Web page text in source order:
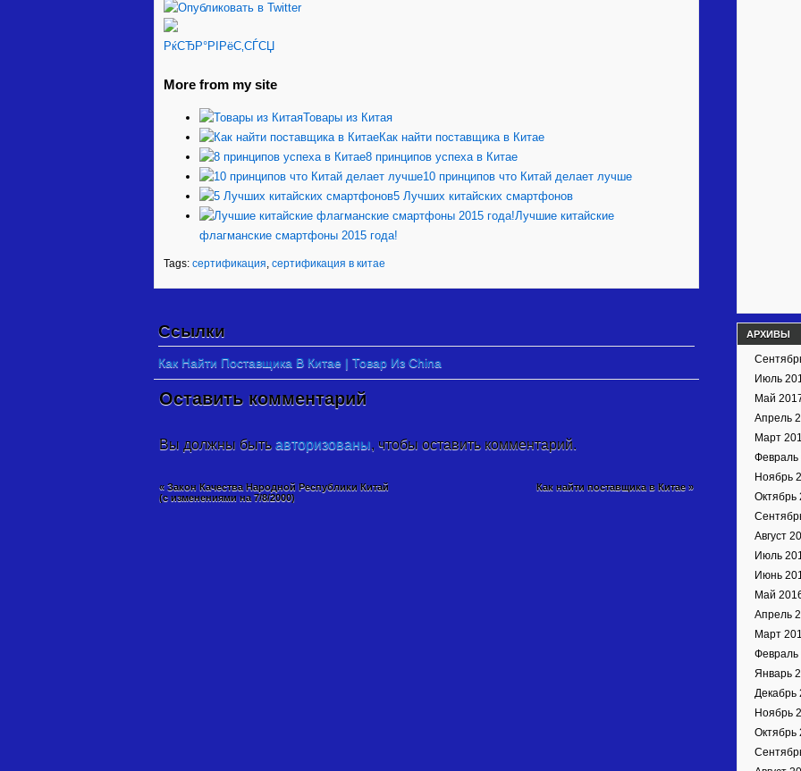
РќСЂР°РІРёС‚СЃСЏ
More from my site
Товары из Китая
Как найти поставщика в Китае
8 принципов успеха в Китае
10 принципов что Китай делает лучше
5 Лучших китайских смартфонов
Лучшие китайские
флагманские смартфоны 2015 года!
Tags: сертификация, сертификация в китае
Ссылки
Как Найти Поставщика В Китае | Товар Из China
Оставить комментарий
Вы должны бытьавторизованы, чтобы оставить комментарий.
«Закон Качества Народной Республики Китай
(с изменениями на 7/8/2000)
Как найти поставщика в Китае»
АРХИВЫ
Июль
Май
Апрель
Март
Февраль
Ноябрь
Октябрь
Август
Июль
Июнь
Май
Апрель
Март
Февраль
Январь
Декабрь
Ноябрь
Октябрь